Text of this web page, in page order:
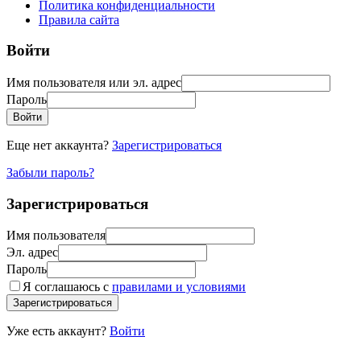
Политика конфиденциальности
Правила сайта
Войти
Имя пользователя или эл. адрес
Пароль
Войти
Еще нет аккаунта? Зарегистрироваться
Забыли пароль?
Зарегистрироваться
Имя пользователя
Эл. адрес
Пароль
Я соглашаюсь с правилами и условиями
Зарегистрироваться
Уже есть аккаунт? Войти